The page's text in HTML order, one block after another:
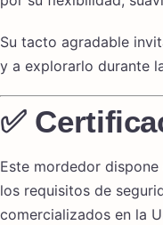
Su tacto agradable
y a explorarlo durante
✅
Este mordedor dispone
los requisitos de
comercializados en la